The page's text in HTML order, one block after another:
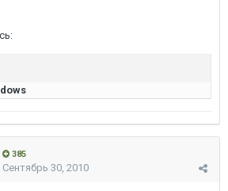
385
Сентябрь 30, 2010